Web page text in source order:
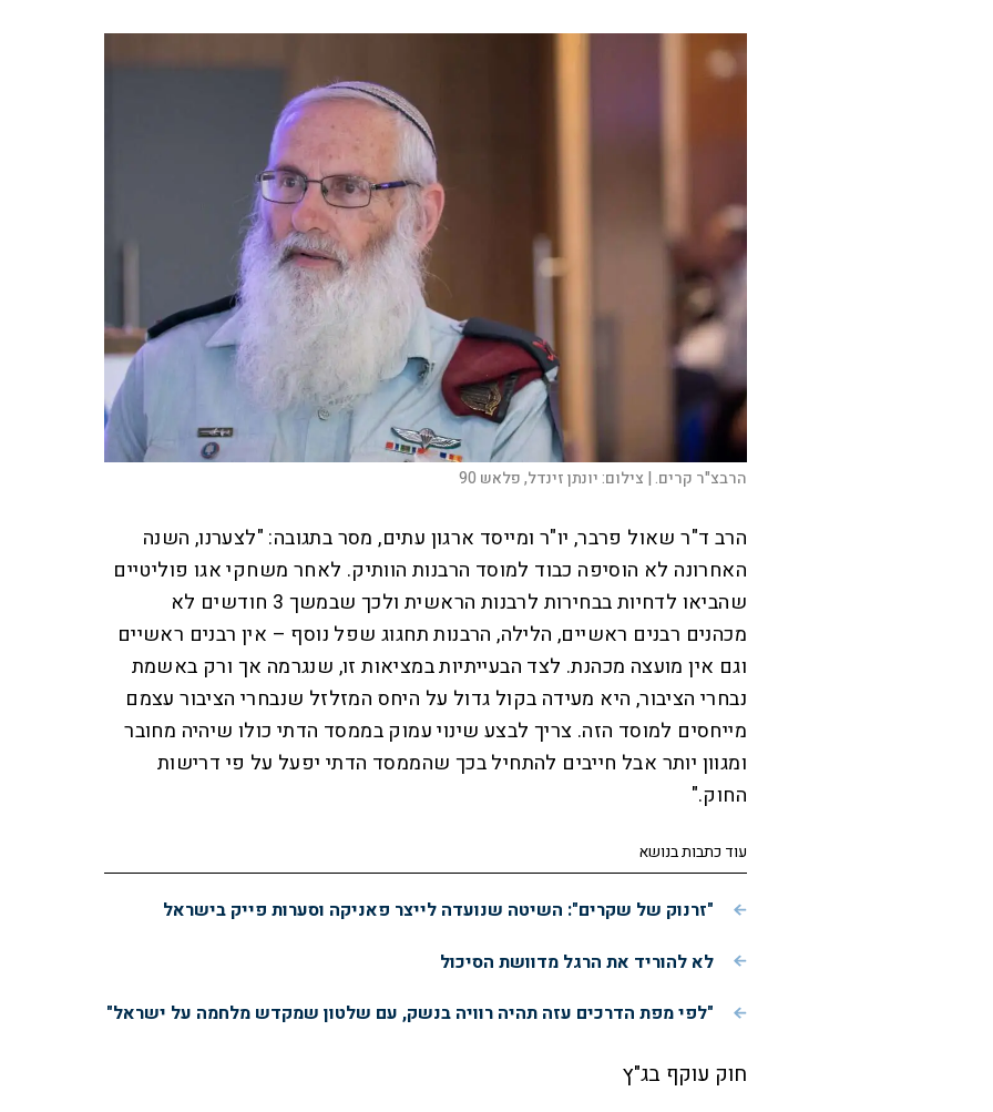
הרבצ"ר קרים. | צילום:יונתן זינדל, פלאש 90
הרב ד"ר שאול פרבר, יו"ר ומייסד ארגון עתים, מסר בתגובה: "לצערנו, השנה
האחרונה לא הוסיפה כבוד למוסד הרבנות הוותיק. לאחר משחקי אגו פוליטיים
שהביאו לדחיות בבחירות לרבנות הראשית ולכך שבמשך 3 חודשים לא
מכהנים רבנים ראשיים, הלילה, הרבנות תחגוג שפל נוסף – אין רבנים ראשיים
וגם אין מועצה מכהנת. לצד הבעייתיות במציאות זו, שנגרמה אך ורק באשמת
נבחרי הציבור, היא מעידה בקול גדול על היחס המזלזל שנבחרי הציבור עצמם
מייחסים למוסד הזה. צריך לבצע שינוי עמוק בממסד הדתי כולו שיהיה מחובר
ומגוון יותר אבל חייבים להתחיל בכך שהממסד הדתי יפעל על פי דרישות
החוק."
עוד כתבות בנושא
"זרנוק של שקרים": השיטה שנועדה לייצר פאניקה וסערות פייק בישראל
לא להוריד את הרגל מדוושת הסיכול
"לפי מפת הדרכים עזה תהיה רוויה בנשק, עם שלטון שמקדש מלחמה על ישראל"
חוק עוקף בג"ץ